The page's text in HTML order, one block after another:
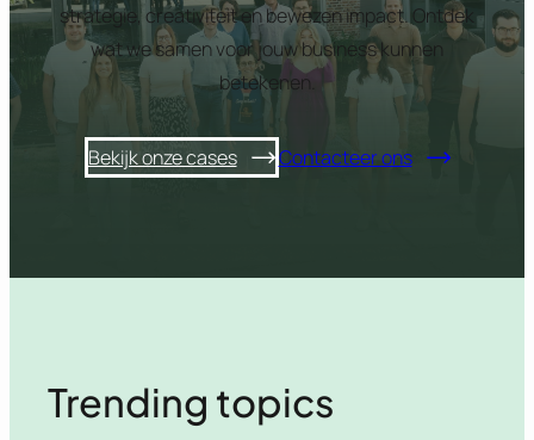
strategie, creativiteit en bewezen impact. Ontdek
wat we samen voor jouw business kunnen
betekenen.
Bekijk onze cases Contacteer ons
Trending topics